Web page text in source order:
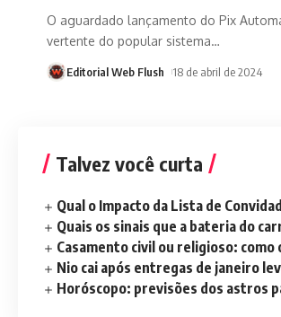
O aguardado lançamento do Pix
vertente do popular sistema…
Editorial Web Flush 18 de abril de 2024
Talvez você curta
Qual o Impacto da Lista de
Quais os sinais que a bateria do
Casamento civil ou religioso: como
Nio cai após entregas de janeiro
Horóscopo: previsões dos astros